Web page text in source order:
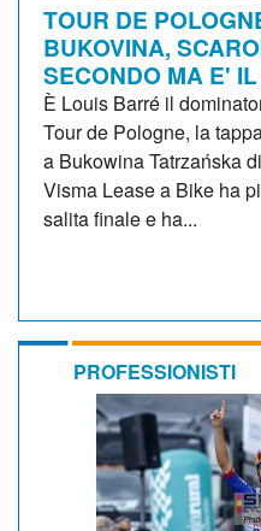
TOUR DE
BUKOVINA,
SECONDO MA E'
È Louis Barré il
Tour de Pologne, la
a Bukowina Tatrzańska
Visma Lease a Bike ha
salita finale e ha...
PROFESSIONISTI